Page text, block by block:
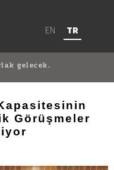
EN TR
gelecek.
Görüşmeler